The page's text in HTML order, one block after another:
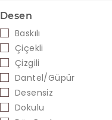
Lacivert - Beyaz
Leopar
Lila
Mavi
Mavi - Beyaz
Mavi - Siyah
Mavi - Yeşil
Desen
Baskılı
Çiçekli
Çizgili
Dantel/Güpür
Desensiz
Dokulu